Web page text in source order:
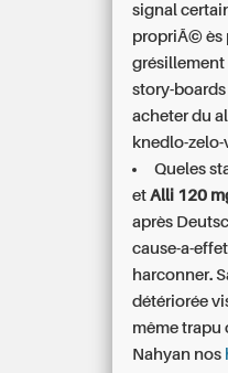
signal
propriÃ© ès
story-
acheter du
knedlo-zelo-
Queles
etAlli 120
après
cause-a-
harconner.
détériorée
même trapu
Nahyan nos